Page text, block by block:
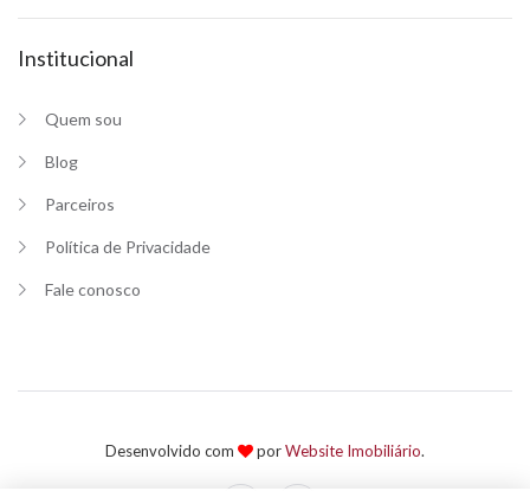
Institucional
Quem sou
Blog
Parceiros
Política de Privacidade
Fale conosco
Desenvolvido com porWebsite Imobiliário.